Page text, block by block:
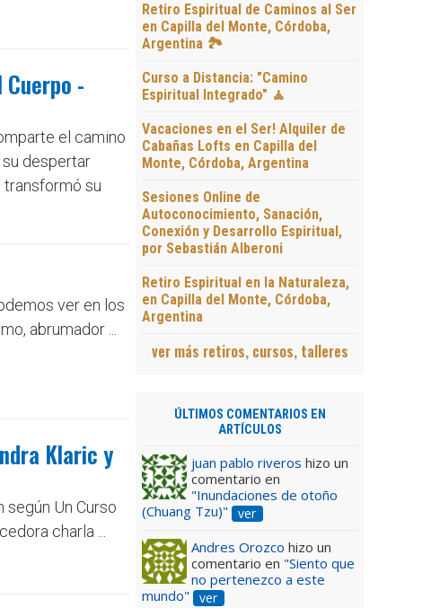
-
el camino
despertar
su
ver en los
abrumador ...
Klaric y
Un Curso
charla ...
Retiro Espiritual de Caminos al Ser
en Capilla del Monte, Córdoba,
Argentina 🏞️
Curso a Distancia: "Camino
Espiritual Integrado" 🧘
Vacaciones en el Ser! Alquiler de
Cabañas Lofts en Capilla del
Monte, Córdoba, Argentina
Sesiones Online de
Autoconocimiento, Sanación,
Conexión y Desarrollo Espiritual,
por Sebastián Alberoni
Retiro Espiritual en la Naturaleza,
en Capilla del Monte, Córdoba,
Argentina
ver más retiros, cursos, talleres
ÚLTIMOS COMENTARIOS EN
ARTÍCULOS
juan pablo riveros hizo un
comentario en
"Inundaciones de otoño
(Chuang Tzu)"
ver
Andres Orozco hizo un
comentario en "Siento que
no pertenezco a este
mundo"
ver